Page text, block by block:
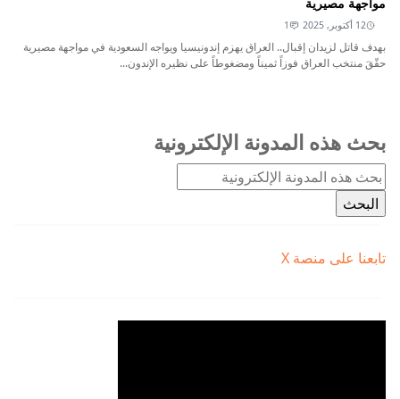
مواجهة مصيرية
12 أكتوبر, 2025 1
بهدف قاتل لزيدان إقبال.. العراق يهزم إندونيسيا ويواجه السعودية في مواجهة مصيرية
حقّقَ منتخب العراق فوزاً ثميناً ومضغوطاً على نظيره الإندون...
بحث هذه المدونة الإلكترونية
تابعنا على منصة X